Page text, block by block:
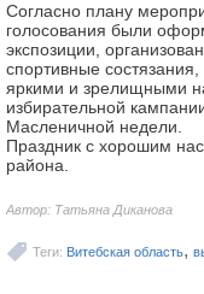
Согласно плану
голосования были
экспозиции,
спортивные
яркими и зрелищными
избирательной
Масленичной недели.
Праздник с хорошим
района.
Автор: Татьяна Диканова
Теги: Витебская область,